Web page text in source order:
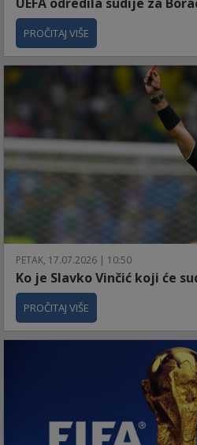
PROČITAJ VIŠE
PETAK, 17.07.2026 | 10:50
Ko je Slavko Vinčić koji će
PROČITAJ VIŠE